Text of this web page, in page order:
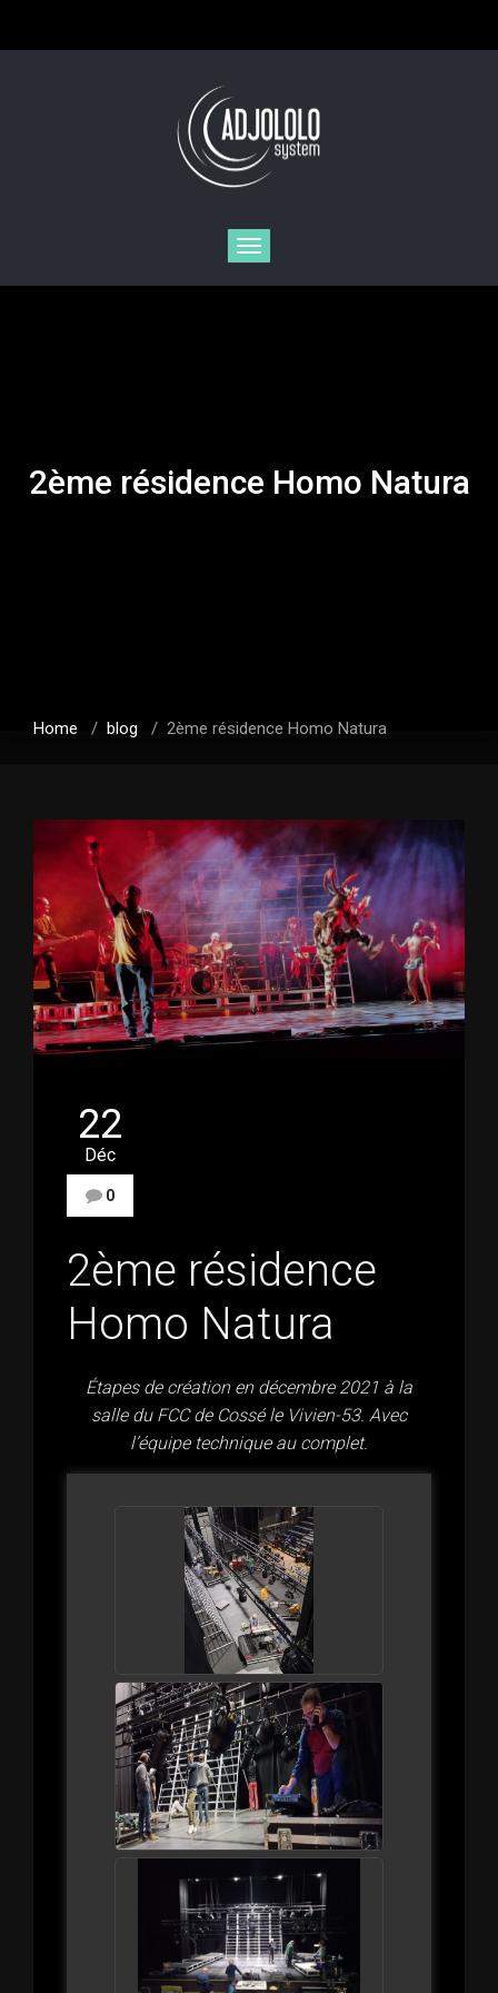
Toggle
navigation
2ème résidence Homo Natura
Home / blog / 2ème résidence Homo Natura
22
Déc
0
2ème résidence
Homo Natura
Étapes de création en décembre 2021 à la
salle du FCC de Cossé le Vivien-53. Avec
l’équipe technique au complet.